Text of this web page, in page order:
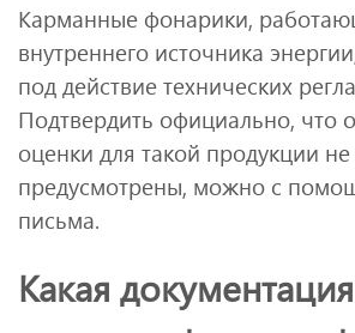
Карманные фонарики,
внутреннего источника
под действие технических
Подтвердить официально, что
оценки для такой продукции не
предусмотрены, можно с
письма.
Какая